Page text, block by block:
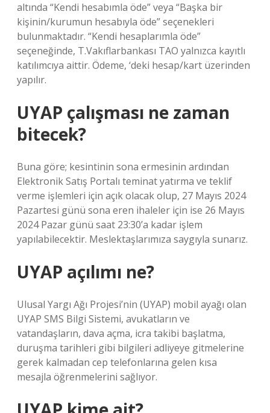
altında “Kendi hesabımla öde” veya “Başka bir
kişinin/kurumun hesabıyla öde” seçenekleri
bulunmaktadır. “Kendi hesaplarımla öde”
seçeneğinde, T.Vakıflarbankası TAO yalnızca kayıtlı
katılımcıya aittir. Ödeme, ‘deki hesap/kart üzerinden
yapılır.
UYAP çalışması ne zaman
bitecek?
Buna göre; kesintinin sona ermesinin ardından
Elektronik Satış Portalı teminat yatırma ve teklif
verme işlemleri için açık olacak olup, 27 Mayıs 2024
Pazartesi günü sona eren ihaleler için ise 26 Mayıs
2024 Pazar günü saat 23:30’a kadar işlem
yapılabilecektir. Meslektaşlarımıza saygıyla sunarız.
UYAP açılımı ne?
Ulusal Yargı Ağı Projesi’nin (UYAP) mobil ayağı olan
UYAP SMS Bilgi Sistemi, avukatların ve
vatandaşların, dava açma, icra takibi başlatma,
duruşma tarihleri ​​gibi bilgileri adliyeye gitmelerine
gerek kalmadan cep telefonlarına gelen kısa
mesajla öğrenmelerini sağlıyor.